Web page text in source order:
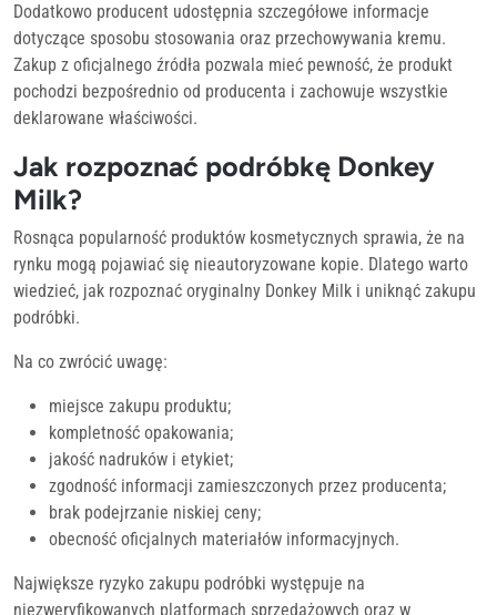
Dodatkowo producent udostępnia szczegółowe informacje
dotyczące sposobu stosowania oraz przechowywania kremu.
Zakup z oficjalnego źródła pozwala mieć pewność, że produkt
pochodzi bezpośrednio od producenta i zachowuje wszystkie
deklarowane właściwości.
Jak rozpoznać podróbkę Donkey
Milk?
Rosnąca popularność produktów kosmetycznych sprawia, że na
rynku mogą pojawiać się nieautoryzowane kopie. Dlatego warto
wiedzieć, jak rozpoznać oryginalny Donkey Milk i uniknąć zakupu
podróbki.
Na co zwrócić uwagę:
miejsce zakupu produktu;
kompletność opakowania;
jakość nadruków i etykiet;
zgodność informacji zamieszczonych przez producenta;
brak podejrzanie niskiej ceny;
obecność oficjalnych materiałów informacyjnych.
Największe ryzyko zakupu podróbki występuje na
niezweryfikowanych platformach sprzedażowych oraz w